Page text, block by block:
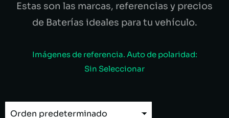
Estas son las marcas, referencias y precios
de Baterías ideales para tu vehículo.
Imágenes de referencia. Auto de polaridad:
Sin Seleccionar